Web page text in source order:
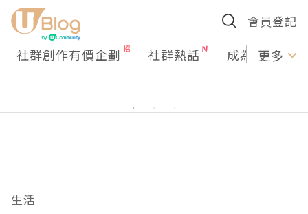
會員登記
社群創作有價企劃 社群熱話 成為U更多
生活